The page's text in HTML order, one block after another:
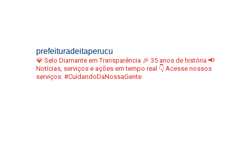
prefeituradeitaperucu
💎 Selo Diamante em Transparência 🎉 35 anos de história 📢
Notícias, serviços e ações em tempo real 👇 Acesse nossos
serviços: #CuidandoDaNossaGente